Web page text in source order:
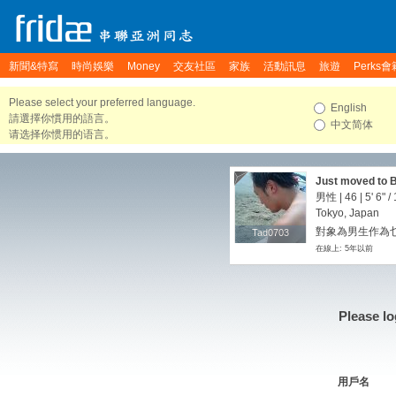
新聞&特寫 時尚娛樂 Money 交友社區 家族 活動訊息 旅遊 Perks會
Please select your preferred language.
請選擇你慣用的語言。
请选择你惯用的语言。
English
中文简体
Tad0703
Tad0703
Just moved to
男性 | 46 | 5' 6" /
Tokyo, Japan
對象為男生作為
在線上: 5年以前
Please
用戶名